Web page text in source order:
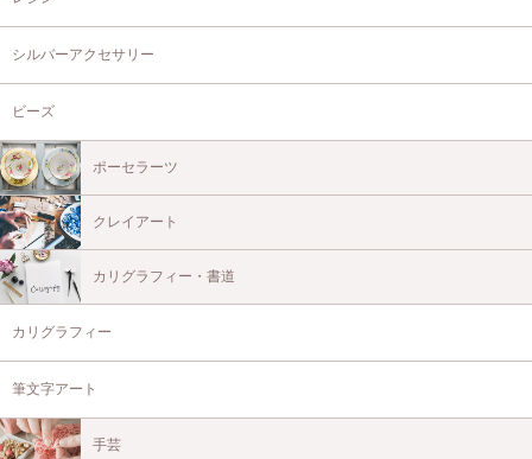
シルバーアクセサリー
ビーズ
ポーセラーツ
クレイアート
カリグラフィー・書道
カリグラフィー
筆文字アート
手芸